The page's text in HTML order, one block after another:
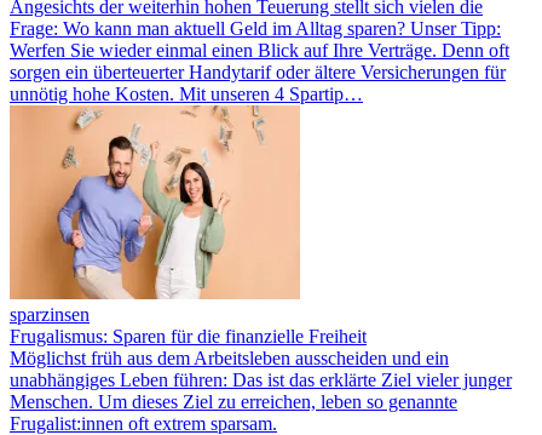
Angesichts der weiterhin hohen Teuerung stellt sich vielen die
Frage: Wo kann man aktuell Geld im Alltag sparen? Unser Tipp:
Werfen Sie wieder einmal einen Blick auf Ihre Verträge. Denn oft
sorgen ein überteuerter Handytarif oder ältere Versicherungen für
unnötig hohe Kosten. Mit unseren 4 Spartip…
sparzinsen
Frugalismus: Sparen für die finanzielle Freiheit
Möglichst früh aus dem Arbeitsleben ausscheiden und ein
unabhängiges Leben führen: Das ist das erklärte Ziel vieler junger
Menschen. Um dieses Ziel zu erreichen, leben so genannte
Frugalist:innen oft extrem sparsam.